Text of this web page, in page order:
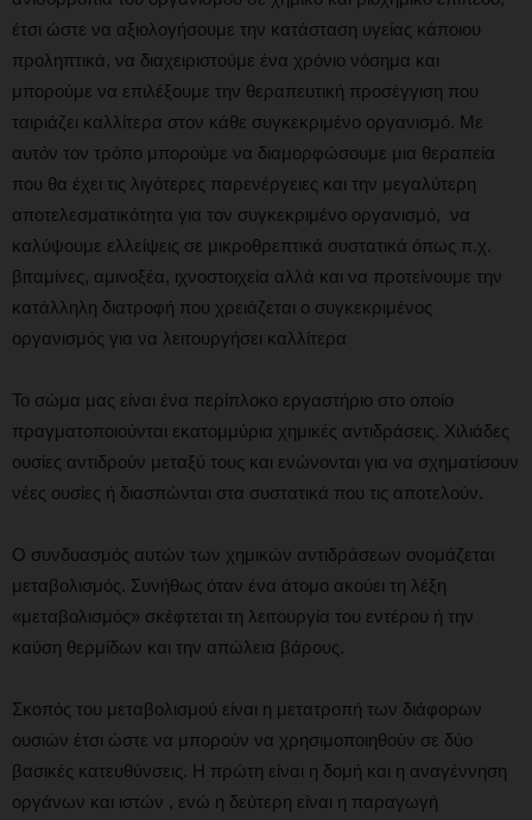
έτσι ώστε να αξιολογήσουμε την κατάσταση υγείας κάποιου
προληπτικά, να διαχειριστούμε ένα χρόνιο νόσημα και
μπορούμε να επιλέξουμε την θεραπευτική προσέγγιση που
ταιριάζει καλλίτερα στον κάθε συγκεκριμένο οργανισμό. Με
αυτόν τον τρόπο μπορούμε να διαμορφώσουμε μια θεραπεία
που θα έχει τις λιγότερες παρενέργειες και την μεγαλύτερη
αποτελεσματικότητα για τον συγκεκριμένο οργανισμό, να
καλύψουμε ελλείψεις σε μικροθρεπτικά συστατικά όπως π.χ.
βιταμίνες, αμινοξέα, ιχνοστοιχεία αλλά και να προτείνουμε την
κατάλληλη διατροφή που χρειάζεται ο συγκεκριμένος
οργανισμός για να λειτουργήσει καλλίτερα
Το σώμα μας είναι ένα περίπλοκο εργαστήριο στο οποίο
πραγματοποιούνται εκατομμύρια χημικές αντιδράσεις. Χιλιάδες
ουσίες αντιδρούν μεταξύ τους και ενώνονται για να σχηματίσουν
νέες ουσίες ή διασπώνται στα συστατικά που τις αποτελούν.
Ο συνδυασμός αυτών των χημικών αντιδράσεων ονομάζεται
μεταβολισμός. Συνήθως όταν ένα άτομο ακούει τη λέξη
«μεταβολισμός» σκέφτεται τη λειτουργία του εντέρου ή την
καύση θερμίδων και την απώλεια βάρους.
Σκοπός του μεταβολισμού είναι η μετατροπή των διάφορων
ουσιών έτσι ώστε να μπορούν να χρησιμοποιηθούν σε δύο
βασικές κατευθύνσεις. Η πρώτη είναι η δομή και η αναγέννηση
οργάνων και ιστών , ενώ η δεύτερη είναι η παραγωγή